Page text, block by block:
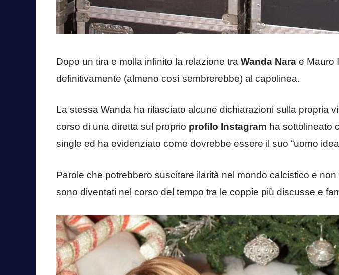
Dopo un tira e molla infinito la relazione tra Wanda Nara e Mauro
definitivamente (almeno così sembrerebbe) al capolinea.
La stessa Wanda ha rilasciato alcune dichiarazioni sulla propria
corso di una diretta sul proprio profilo Instagram ha sottolineato
single ed ha evidenziato come dovrebbe essere il suo “uomo
Parole che potrebbero suscitare ilarità nel mondo calcistico e
sono diventati nel corso del tempo tra le coppie più discusse e